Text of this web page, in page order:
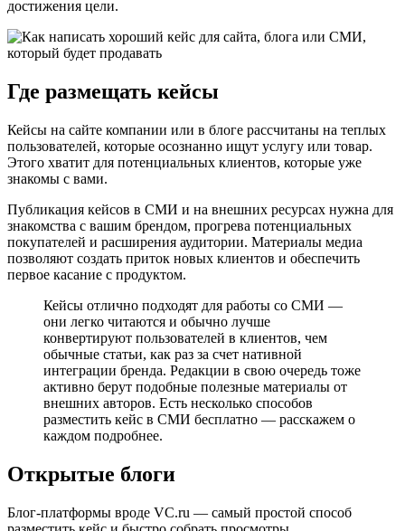
достижения цели.
Где размещать кейсы
Кейсы на сайте компании или в блоге рассчитаны на теплых
пользователей, которые осознанно ищут услугу или товар.
Этого хватит для потенциальных клиентов, которые уже
знакомы с вами.
Публикация кейсов в СМИ и на внешних ресурсах нужна для
знакомства с вашим брендом, прогрева потенциальных
покупателей и расширения аудитории. Материалы медиа
позволяют создать приток новых клиентов и обеспечить
первое касание с продуктом.
Кейсы отлично подходят для работы со СМИ —
они легко читаются и обычно лучше
конвертируют пользователей в клиентов, чем
обычные статьи, как раз за счет нативной
интеграции бренда. Редакции в свою очередь тоже
активно берут подобные полезные материалы от
внешних авторов. Есть несколько способов
разместить кейс в СМИ бесплатно — расскажем о
каждом подробнее.
Открытые блоги
Блог-платформы вроде VC.ru — самый простой способ